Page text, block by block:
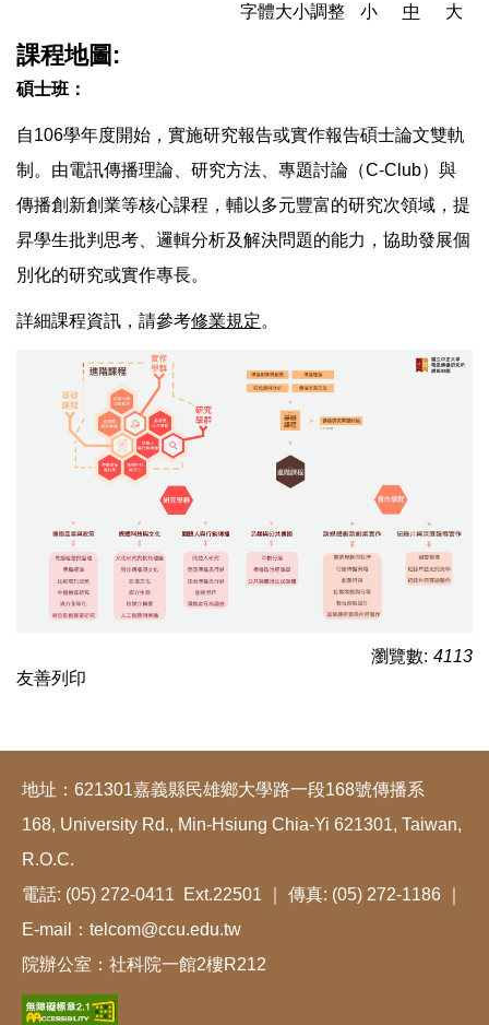
字體大小調整 小 中 大
課程地圖:
碩士班：
自106學年度開始，實施研究報告或實作報告碩士論文雙軌
制。由電訊傳播理論、研究方法、專題討論（C-Club）與
傳播創新創業等核心課程，輔以多元豐富的研究次領域，提
昇學生批判思考、邏輯分析及解決問題的能力，協助發展個
別化的研究或實作專長。
詳細課程資訊，請參考修業規定。
瀏覽數: 4113
友善列印
地址：621301嘉義縣民雄鄉大學路一段168號傳播系
168, University Rd., Min-Hsiung Chia-Yi 621301, Taiwan,
R.O.C.
電話: (05) 272-0411 Ext.22501 ｜ 傳真: (05) 272-1186 ｜
E-mail：telcom@ccu.edu.tw
院辦公室：社科院一館2樓R212